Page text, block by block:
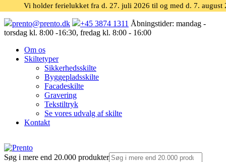
Vi holder ferielukket fra d. 27. juli 2026 til og med d. 7. august
prento@prento.dk +45 3874 1311 Åbningstider: mandag -
torsdag kl. 8:00 -16:30, fredag kl. 8:00 - 16:00
Om os
Skiltetyper
Sikkerhedsskilte
Byggepladsskilte
Facadeskilte
Gravering
Tekstiltryk
Se vores udvalg af skilte
Kontakt
Søg i mere end 20.000 produkter